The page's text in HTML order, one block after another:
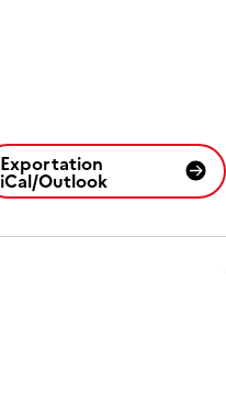
Exportation
iCal/Outlook